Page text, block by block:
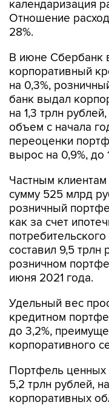
28%.
В июне Сбербанк
на 0,3%,
банк выдал
на 1,3 трлн
объем с начала
переоценки
вырос на 0,9%, до
Частным
розничный
как за счет
составил 9,5 трлн
розничном
июня 2021 года.
Удельный вес
до 3,2%,
корпоративного
Портфель ценных
корпоративных
погашения ряда